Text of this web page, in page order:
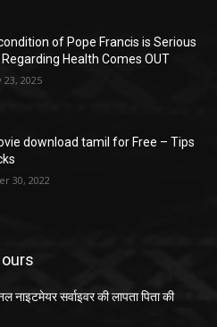
of Pope Francis is Serious
Health Comes OUT
2025
download tamil for Free – Tips
30, 2022
नाइटमेयर सर्वाइवर की लापता पिता की